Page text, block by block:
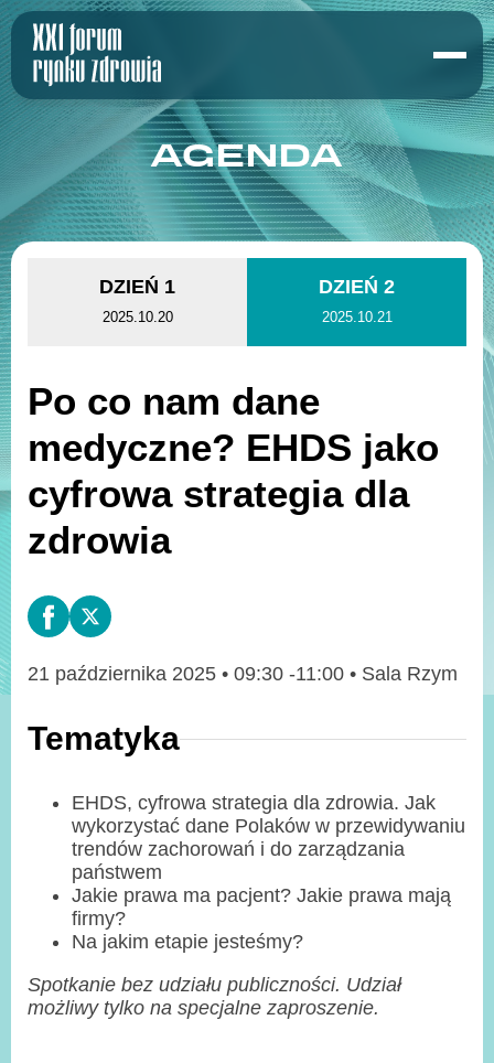
AGENDA
DZIEŃ 1
2025.10.20
DZIEŃ 2
2025.10.21
Po co nam dane
medyczne? EHDS jako
cyfrowa strategia dla
zdrowia
21 października 2025 • 09:30 -11:00 • Sala Rzym
Tematyka
EHDS, cyfrowa strategia dla zdrowia. Jak
wykorzystać dane Polaków w przewidywaniu
trendów zachorowań i do zarządzania
państwem
Jakie prawa ma pacjent? Jakie prawa mają
firmy?
Na jakim etapie jesteśmy?
Spotkanie bez udziału publiczności. Udział
możliwy tylko na specjalne zaproszenie.